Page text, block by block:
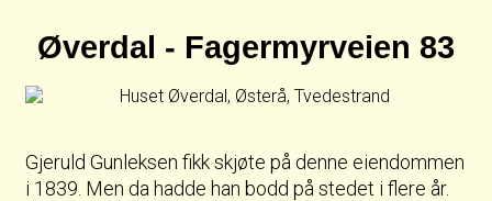
Øverdal - Fagermyrveien 83
Gjeruld Gunleksen fikk skjøte på denne eiendommen
i 1839. Men da hadde han bodd på stedet i flere år.